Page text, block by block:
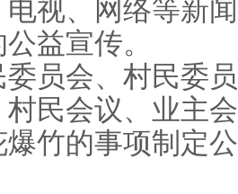
视、网络等新
益宣传。
员会、村民委
民会议、业主
竹的事项制定